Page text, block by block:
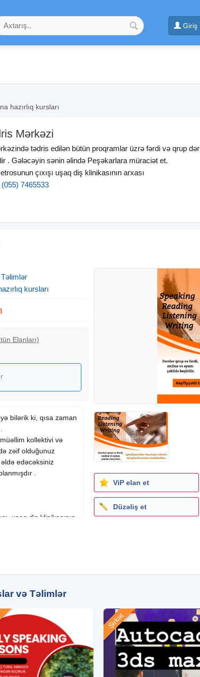
Giriş
hazırlıq kursları
Mərkəzi
tədris edilən bütün proqramlar üzrə fərdi və qrup
. Gələcəyin sənin əlində Peşəkarlara müraciət et.
çıxışı uşaq diş klinikasının arxası
(055) 7465533
kursları
Elanları)
bilərik ki, qısa zaman
kollektivi və
zəif olduğunuz
əldə edəcəksiniz
.
uşaq diş klinikasının
ViP elan et
Düzəliş et
və Təlimlər
Şirkət